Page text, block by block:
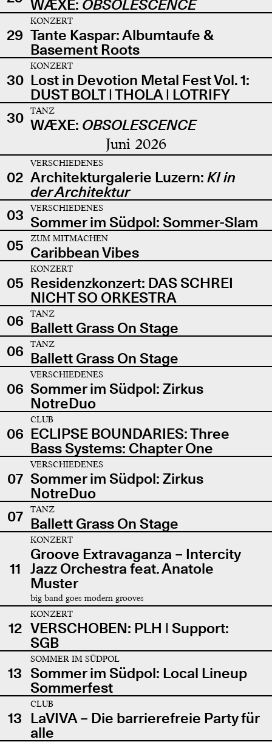
WÆXE: OBSOLESCENCE
29
KONZERT
Tante Kaspar: Albumtaufe &
Basement Roots
30
KONZERT
Lost in Devotion Metal Fest Vol. 1:
DUST BOLT | THOLA | LOTRIFY
30
TANZ
WÆXE: OBSOLESCENCE
Juni 2026
02
VERSCHIEDENES
Architekturgalerie Luzern: KI in
der Architektur
03
VERSCHIEDENES
Sommer im Südpol: Sommer-Slam
05
ZUM MITMACHEN
Caribbean Vibes
05
KONZERT
Residenzkonzert: DAS SCHREI
NICHT SO ORKESTRA
06
TANZ
Ballett Grass On Stage
06
TANZ
Ballett Grass On Stage
06
VERSCHIEDENES
Sommer im Südpol: Zirkus
NotreDuo
06
CLUB
ECLIPSE BOUNDARIES: Three
Bass Systems: Chapter One
07
VERSCHIEDENES
Sommer im Südpol: Zirkus
NotreDuo
07
TANZ
Ballett Grass On Stage
11
KONZERT
Groove Extravaganza – Intercity
Jazz Orchestra feat. Anatole
Muster
big band goes modern grooves
12
KONZERT
VERSCHOBEN: PLH | Support:
SGB
13
SOMMER IM SÜDPOL
Sommer im Südpol: Local Lineup
Sommerfest
13
CLUB
LaVIVA – Die barrierefreie Party für
alle